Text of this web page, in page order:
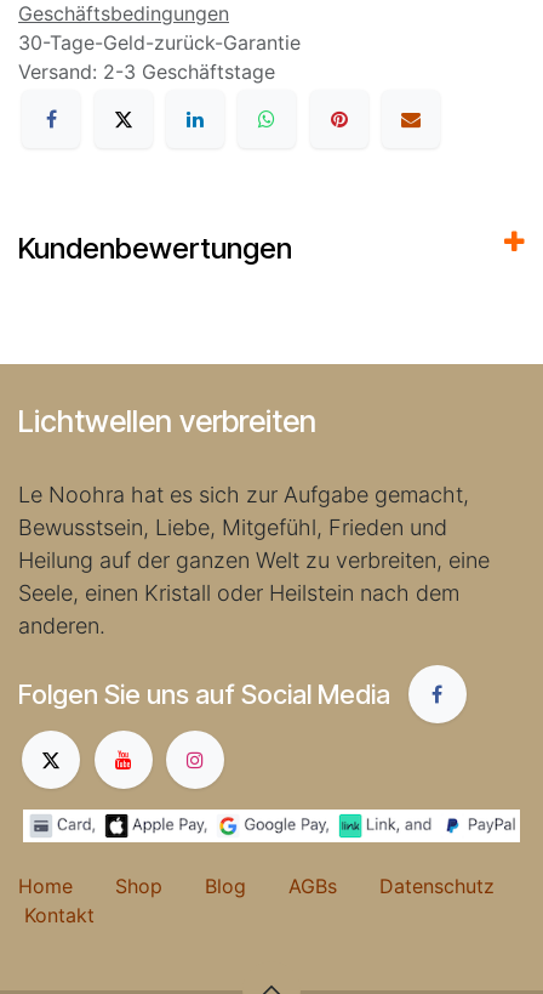
Geschäftsbedingungen
30-Tage-Geld-zurück-Garantie
Versand: 2-3 Geschäftstage
Kundenbewertungen
Lichtwellen verbreiten
Le Noohra hat es sich zur Aufgabe gemacht,
Bewusstsein, Liebe, Mitgefühl, Frieden und
Heilung auf der ganzen Welt zu verbreiten, eine
Seele, einen Kristall oder Heilstein nach dem
anderen.
Folgen Sie uns auf Social Media
Home Shop Blog AGBs Datenschutz
Kontakt